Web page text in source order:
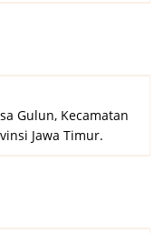
Gulun, Kecamatan
Jawa Timur.